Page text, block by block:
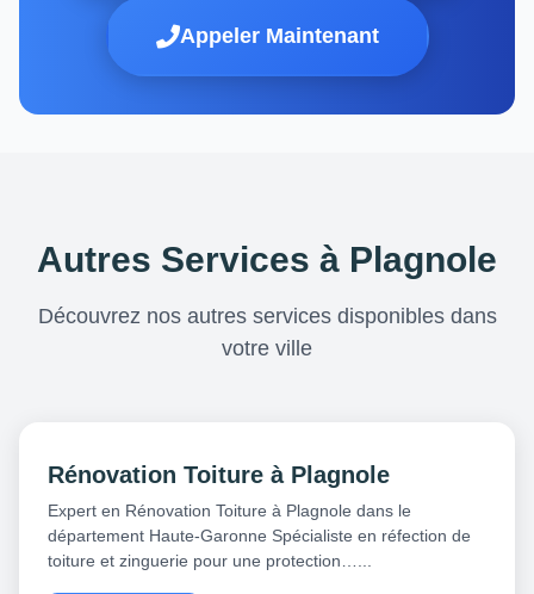
Appeler Maintenant
Autres Services à Plagnole
Découvrez nos autres services disponibles dans
votre ville
Rénovation Toiture à Plagnole
Expert en Rénovation Toiture à Plagnole dans le
département Haute-Garonne Spécialiste en réfection de
toiture et zinguerie pour une protection…...